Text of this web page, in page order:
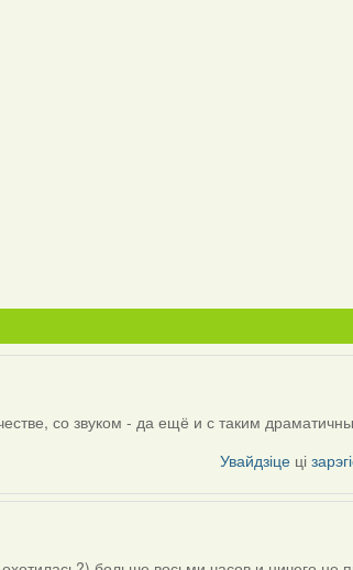
со звуком - да ещё и с таким
Увайдзіце ці